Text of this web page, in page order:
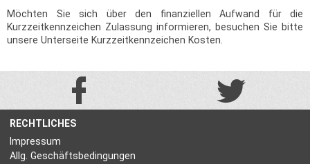
Möchten Sie sich über den finanziellen Aufwand für die
Kurzzeitkennzeichen Zulassung informieren, besuchen Sie bitte
unsere Unterseite Kurzzeitkennzeichen Kosten.
RECHTLICHES
Impressum
Allg. Geschäftsbedingungen